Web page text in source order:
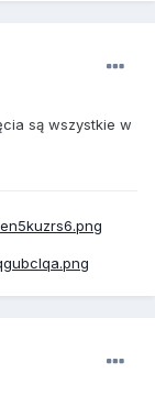
są wszystkie w